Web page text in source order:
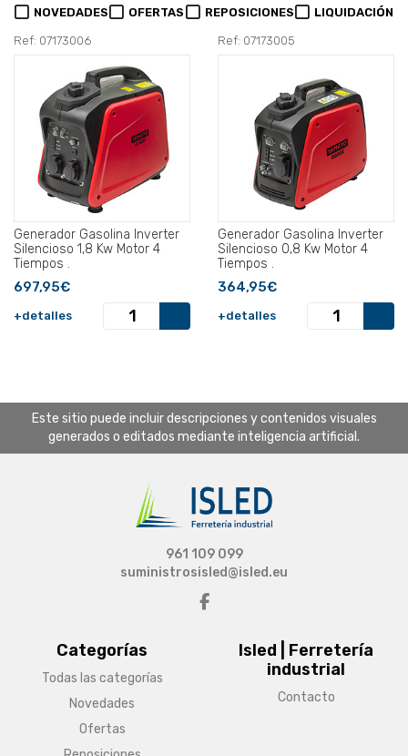
NOVEDADES OFERTAS REPOSICIONES LIQUIDACIÓN
Ref: 07173006
Generador Gasolina Inverter
Silencioso 1,8 Kw Motor 4
Tiempos .
697,95€
+detalles
Ref: 07173005
Generador Gasolina Inverter
Silencioso 0,8 Kw Motor 4
Tiempos .
364,95€
+detalles
Este sitio puede incluir descripciones y contenidos visuales
generados o editados mediante inteligencia artificial.
Categorías
Todas las categorías
Novedades
Ofertas
Isled | Ferretería
industrial
Contacto
961 109 099
suministrosisled@isled.eu